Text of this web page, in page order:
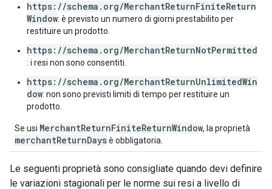
https://schema.org/MerchantReturnFiniteReturn
Window: è previsto un numero di giorni prestabilito per
restituire un prodotto.
https://schema.org/MerchantReturnNotPermitted
: i resi non sono consentiti.
https://schema.org/MerchantReturnUnlimitedWin
dow: non sono previsti limiti di tempo per restituire un
prodotto.
Se usi MerchantReturnFiniteReturnWindow, la proprietà
merchantReturnDaysè obbligatoria.
Le seguenti proprietà sono consigliate quando devi definire
le variazioni stagionali per le norme sui resi a livello di